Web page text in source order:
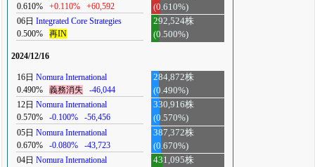
0.610%
+0.110% +60,592
(0.610%)
06日 Integrated Core Strategies
0.500%
再IN
292,524株
(0.500%)
2024/12/16
16日 Nomura International
0.490%
義務消失 -46,044
284,872株
(0.490%)
12日 Nomura International
0.570%
-0.100% -56,456
330,916株
(0.570%)
05日 Nomura International
0.670%
-0.080% -43,723
387,372株
(0.670%)
04日 Nomura International
431,095株